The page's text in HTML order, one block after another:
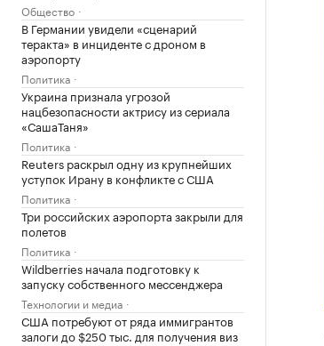
Общество
В Германии увидели «сценарий
теракта» в инциденте с дроном в
аэропорту
Политика
Украина признала угрозой
нацбезопасности актрису из сериала
«СашаТаня»
Политика
Reuters раскрыл одну из крупнейших
уступок Ирану в конфликте с США
Политика
Три российских аэропорта закрыли для
полетов
Политика
Wildberries начала подготовку к
запуску собственного мессенджера
Технологии и медиа
США потребуют от ряда иммигрантов
залоги до $250 тыс. для получения виз